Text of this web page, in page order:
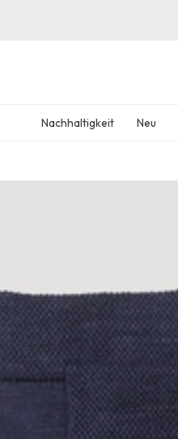
Nachhaltigkeit Neu